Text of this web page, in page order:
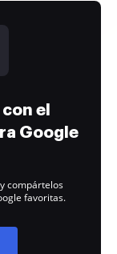
el
Google
compártelos
favoritas.